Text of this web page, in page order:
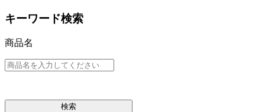
キーワード検索
商品名
検索